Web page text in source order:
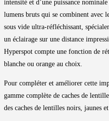
intensité et d’une puissance
lumens bruts qui se combinent avec
sous vide ultra-réfléchissant,
un éclairage sur une distance
Hyperspot compte une fonction de
blanche ou orange au choix.
Pour compléter et améliorer cette
gamme complète de caches de
des caches de lentilles noirs, jaunes